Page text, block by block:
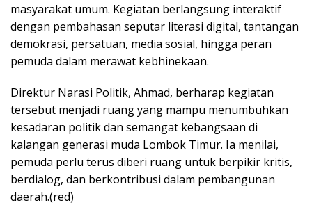
masyarakat umum. Kegiatan berlangsung interaktif
dengan pembahasan seputar literasi digital, tantangan
demokrasi, persatuan, media sosial, hingga peran
pemuda dalam merawat kebhinekaan.
Direktur Narasi Politik, Ahmad, berharap kegiatan
tersebut menjadi ruang yang mampu menumbuhkan
kesadaran politik dan semangat kebangsaan di
kalangan generasi muda Lombok Timur. Ia menilai,
pemuda perlu terus diberi ruang untuk berpikir kritis,
berdialog, dan berkontribusi dalam pembangunan
daerah.(red)